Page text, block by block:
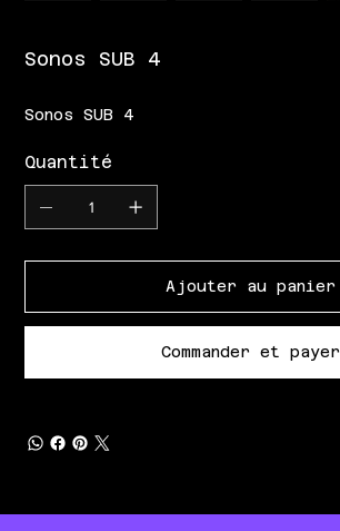
Sonos SUB 4
Sonos SUB 4
Quantité
Ajouter au panier
Commander et payer